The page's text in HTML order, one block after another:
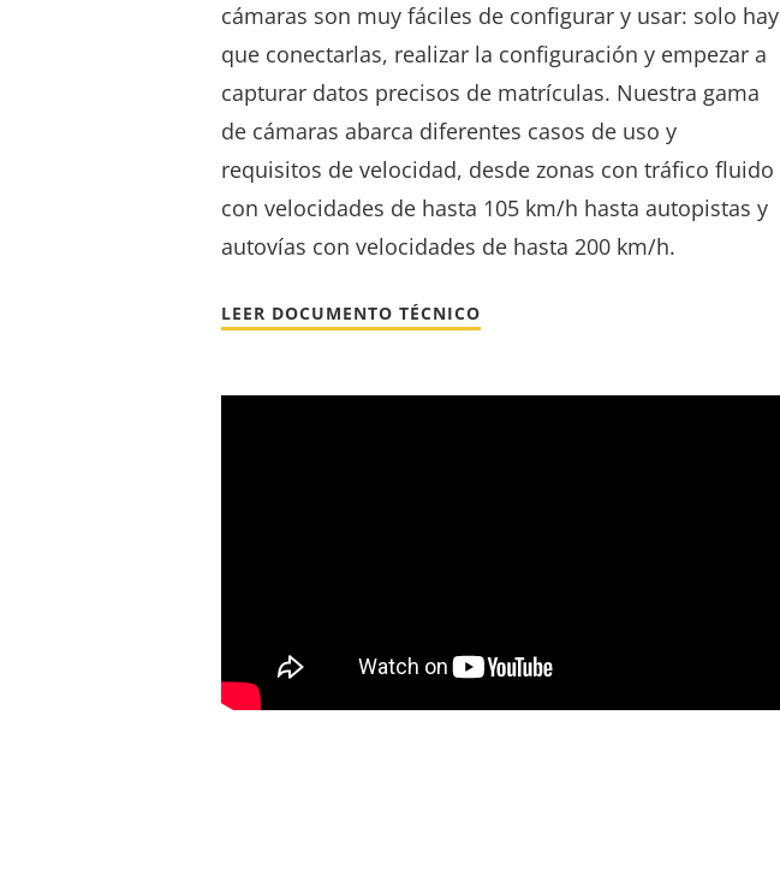
cámaras son muy fáciles de configurar y usar: solo hay
que conectarlas, realizar la configuración y empezar a
capturar datos precisos de matrículas. Nuestra gama
de cámaras abarca diferentes casos de uso y
requisitos de velocidad, desde zonas con tráfico fluido
con velocidades de hasta 105 km/h hasta autopistas y
autovías con velocidades de hasta 200 km/h.
LEER DOCUMENTO TÉCNICO